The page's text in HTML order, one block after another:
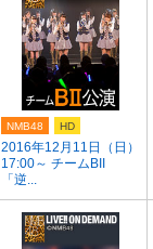
2016年12月11日（日）
17:00～ チームBII
「逆...
NMB48 HD